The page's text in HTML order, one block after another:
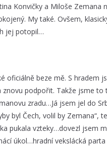
Konvičky a Miloše Zemana
My také. Ovšem,
jej potopil…
oficiálně beze mě. S hradem
podpořit. Takže jsme to
zradu…Já jsem jel do
byl Čech, volil by Zemana“,
pukala vzteky…dovezl jsem
úkol…hradní vekslácká